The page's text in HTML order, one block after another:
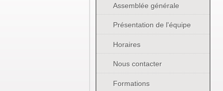
Assemblée générale
Présentation de l'équipe
Horaires
Nous contacter
Formations